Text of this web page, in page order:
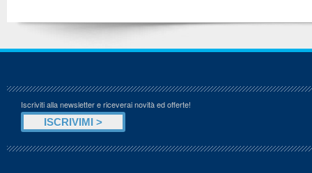
Iscriviti alla newsletter e riceverai novità ed offerte!